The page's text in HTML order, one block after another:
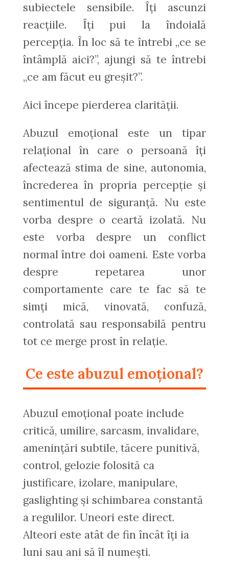
subiectele sensibile. Îți ascunzi
reacțiile. Îți pui la îndoială
percepția. În loc să te întrebi „ce se
întâmplă aici?”, ajungi să te întrebi
„ce am făcut eu greșit?”.
Aici începe pierderea clarității.
Abuzul emoțional este un tipar
relațional în care o persoană îți
afectează stima de sine, autonomia,
încrederea în propria percepție și
sentimentul de siguranță. Nu este
vorba despre o ceartă izolată. Nu
este vorba despre un conflict
normal între doi oameni. Este vorba
despre repetarea unor
comportamente care te fac să te
simți mică, vinovată, confuză,
controlată sau responsabilă pentru
tot ce merge prost în relație.
Ce este abuzul emoțional?
Abuzul emoțional poate include
critică, umilire, sarcasm, invalidare,
amenințări subtile, tăcere punitivă,
control, gelozie folosită ca
justificare, izolare, manipulare,
gaslighting și schimbarea constantă
a regulilor. Uneori este direct.
Alteori este atât de fin încât îți ia
luni sau ani să îl numești.